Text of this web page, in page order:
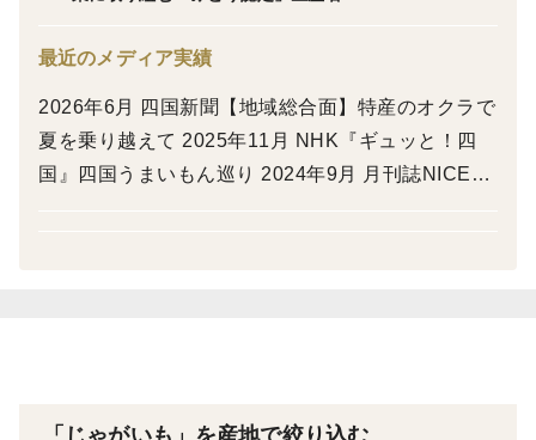
す。
🍴味と食感
●ホクホク✖しっとり：きめ細やかで、加熱すると「ホ
クホク」しつつも、口の中でしっとりととろけます。
最近のメディア実績
2026年6月 四国新聞【地域総合面】特産のオクラで
夏を乗り越えて 2025年11月 NHK『ギュッと！四
国』四国うまいもん巡り 2024年9月 月刊誌NICET
「じゃがいも」を産地で絞り込む